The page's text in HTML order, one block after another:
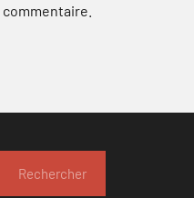
Rechercher